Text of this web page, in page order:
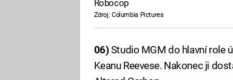
Robocop
Zdroj: Columbia Pictures
06) Studio MGM do hlavní role
Keanu Reevese. Nakonec ji